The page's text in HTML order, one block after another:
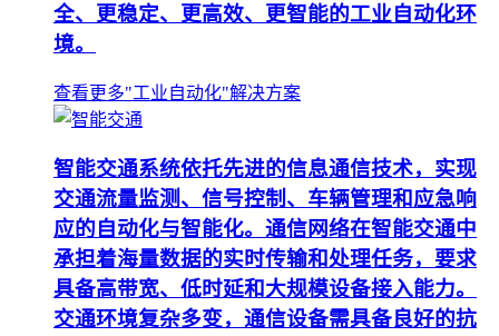
全、更稳定、更高效、更智能的工业自动化环
境。
查看更多"工业自动化"解决方案
智能交通系统依托先进的信息通信技术，实现
交通流量监测、信号控制、车辆管理和应急响
应的自动化与智能化。通信网络在智能交通中
承担着海量数据的实时传输和处理任务，要求
具备高带宽、低时延和大规模设备接入能力。
交通环境复杂多变，通信设备需具备良好的抗